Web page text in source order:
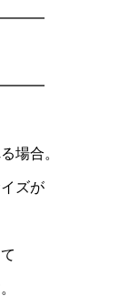
場合。
ズが